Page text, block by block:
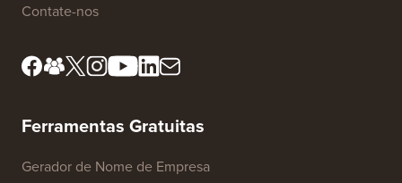
Contate-nos
Ferramentas Gratuitas
Gerador de Nome de Empresa